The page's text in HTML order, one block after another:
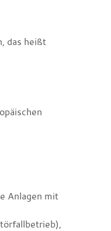
das heißt
Anlagen mit